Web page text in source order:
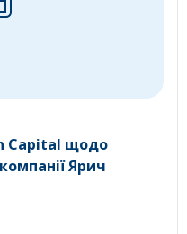
Capital щодо
Ярич